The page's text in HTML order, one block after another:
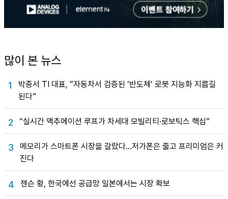
많이 본 뉴스
1
박중서 TI 대표, “자동차서 검증된 ‘반도체’ 로봇 지능화 지름길
된다”
2 “실시간 액추에이션 루프가 차세대 모빌리티·로보틱스 핵심”
3
메모리가 스마트폰 시장을 갈랐다…저가폰은 줄고 프리미엄은 커
진다
4 젠슨 황, 한국에선 공급망 일본에서는 시장 확보